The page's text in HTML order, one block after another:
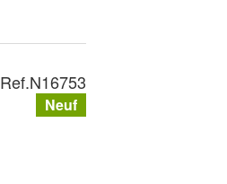
Ref.N16753
Neuf